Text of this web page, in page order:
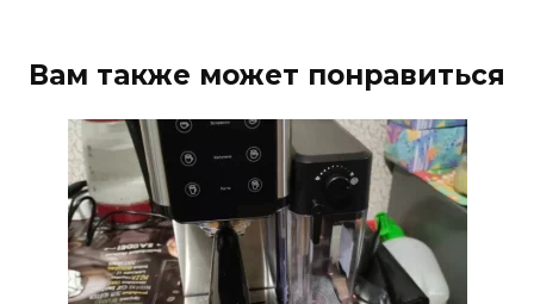
Вам также может понравиться